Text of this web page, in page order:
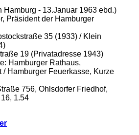
Hamburg - 13.Januar 1963 ebd.)
Präsident der Hamburger
35 (1933) / Klein
19 (Privatadresse 1943)
Hamburger Rathaus,
/ Hamburger Feuerkasse, Kurze
756, Ohlsdorfer Friedhof,
1.54